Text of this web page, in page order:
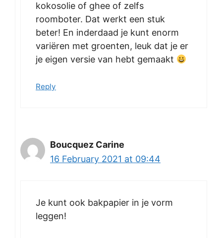
kokosolie of ghee of zelfs
roomboter. Dat werkt een stuk
beter! En inderdaad je kunt enorm
variëren met groenten, leuk dat je er
je eigen versie van hebt gemaakt
Reply
Boucquez Carine
16 February 2021 at 09:44
Je kunt ook bakpapier in je vorm
leggen!